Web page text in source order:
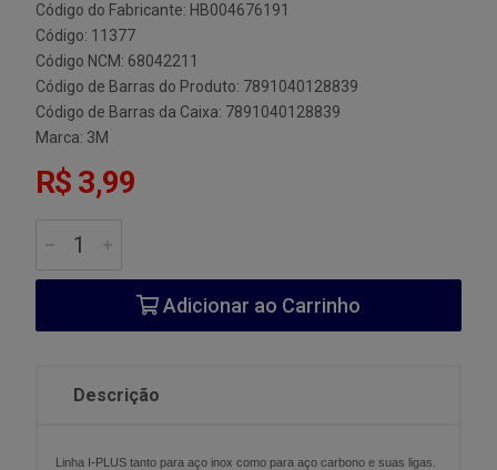
Código do Fabricante: HB004676191
Código: 11377
Código NCM: 68042211
Código de Barras do Produto: 7891040128839
Código de Barras da Caixa: 7891040128839
Marca: 3M
R$ 3,99
Adicionar ao Carrinho
Descrição
Linha I-PLUS tanto para aço inox como para aço carbono e suas ligas.